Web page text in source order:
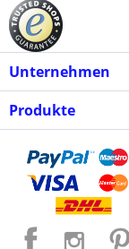
Unternehmen
Produkte